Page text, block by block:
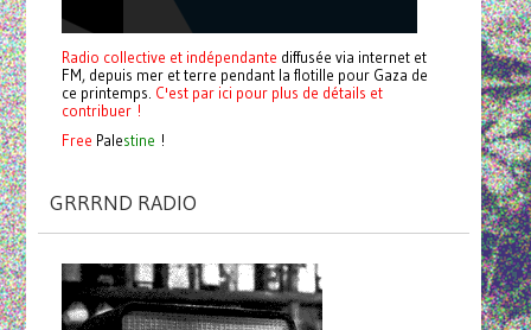
Radio collective et indépendante diffusée via internet et
FM, depuis mer et terre pendant la flotille pour Gaza de
ce printemps. C'est par ici pour plus de détails et
contribuer !
Free Palestine !
GRRRND RADIO